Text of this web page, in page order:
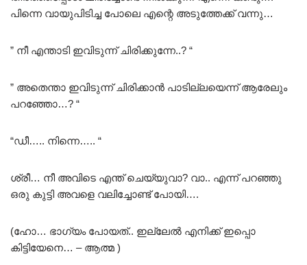
പിന്നെ വായുപിടിച്ച പോലെ എന്റെ അടുത്തേക്ക് വന്നു…
” നീ എന്താടി ഇവിടുന്ന് ചിരിക്കുന്നേ..? “
” അതെന്താ ഇവിടുന്ന് ചിരിക്കാൻ പാടില്ലയെന്ന് ആരേലും
പറഞ്ഞോ…? “
“ഡീ….. നിന്നെ….. “
ശ്രീ… നീ അവിടെ എന്ത് ചെയ്യുവാ? വാ.. എന്ന് പറഞ്ഞു
ഒരു കുട്ടി അവളെ വലിച്ചോണ്ട് പോയി….
(ഹോ… ഭാഗ്യം പോയത്.. ഇല്ലേൽ എനിക്ക് ഇപ്പൊ
കിട്ടിയേനെ… – ആത്മ )